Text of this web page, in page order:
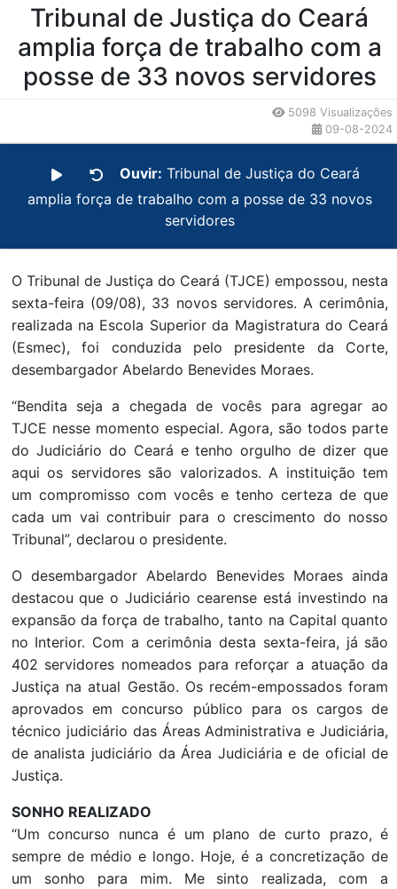
Tribunal de Justiça do Ceará
amplia força de trabalho com a
posse de 33 novos servidores
5098 Visualizações
09-08-2024
Ouvir: Tribunal de Justiça do Ceará
amplia força de trabalho com a posse de 33 novos
servidores
O Tribunal de Justiça do Ceará (TJCE) empossou, nesta
sexta-feira (09/08), 33 novos servidores. A cerimônia,
realizada na Escola Superior da Magistratura do Ceará
(Esmec), foi conduzida pelo presidente da Corte,
desembargador Abelardo Benevides Moraes.
“Bendita seja a chegada de vocês para agregar ao
TJCE nesse momento especial. Agora, são todos parte
do Judiciário do Ceará e tenho orgulho de dizer que
aqui os servidores são valorizados. A instituição tem
um compromisso com vocês e tenho certeza de que
cada um vai contribuir para o crescimento do nosso
Tribunal”, declarou o presidente.
O desembargador Abelardo Benevides Moraes ainda
destacou que o Judiciário cearense está investindo na
expansão da força de trabalho, tanto na Capital quanto
no Interior. Com a cerimônia desta sexta-feira, já são
402 servidores nomeados para reforçar a atuação da
Justiça na atual Gestão. Os recém-empossados foram
aprovados em concurso público para os cargos de
técnico judiciário das Áreas Administrativa e Judiciária,
de analista judiciário da Área Judiciária e de oficial de
Justiça.
SONHO REALIZADO
“Um concurso nunca é um plano de curto prazo, é
sempre de médio e longo. Hoje, é a concretização de
um sonho para mim. Me sinto realizada, com a